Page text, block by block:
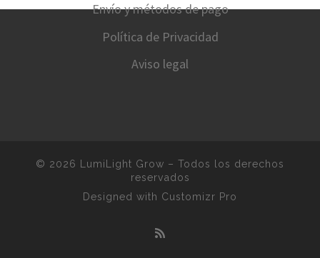
Envío y métodos de pago
Política de Privacidad
Aviso legal
© 2026 LumiLight Grow – Todos los derechos
reservados
Designed with Customizr Pro